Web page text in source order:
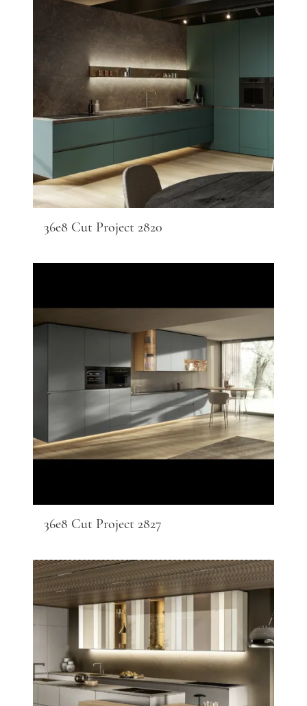
36e8 Cut Project 2820
36e8 Cut Project 2827